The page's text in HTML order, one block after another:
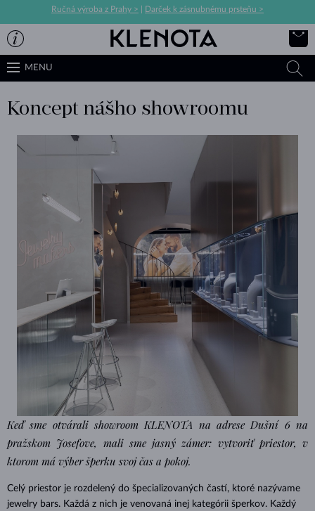
Ručná výroba z Prahy > Darček k zásnubnému prsteňu >
MENU
Koncept nášho showroomu
Keď sme otvárali showroom KLENOTA na adrese Dušní 6 na
pražskom Josefove, mali sme jasný zámer: vytvoriť priestor, v
ktorom má výber šperku svoj čas a pokoj.
Celý priestor je rozdelený do špecializovaných častí, ktoré nazývame
jewelry bars. Každá z nich je venovaná inej kategórii šperkov. Každý